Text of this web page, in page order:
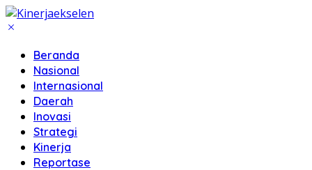
Beranda
Nasional
Internasional
Daerah
Inovasi
Strategi
Kinerja
Reportase